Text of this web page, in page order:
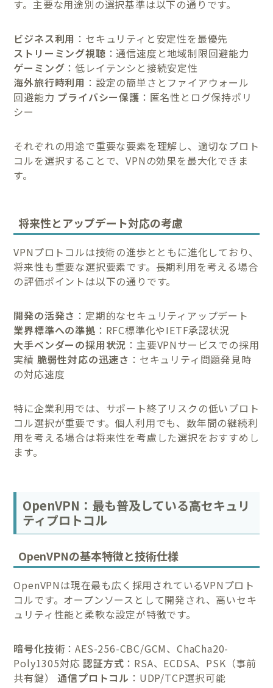
す。主要な用途別の選択基準は以下の通りです。
ビジネス利用 ：セキュリティと安定性を最優先
ストリーミング視聴 ：通信速度と地域制限回避能力
ゲーミング ：低レイテンシと接続安定性
海外旅行時利用 ：設定の簡単さとファイアウォール
回避能力 プライバシー保護 ：匿名性とログ保持ポリ
シー
それぞれの用途で重要な要素を理解し、適切なプロト
コルを選択することで、VPNの効果を最大化できま
す。
将来性とアップデート対応の考慮
VPNプロトコルは技術の進歩とともに進化しており、
将来性も重要な選択要素です。長期利用を考える場合
の評価ポイントは以下の通りです。
開発の活発さ ：定期的なセキュリティアップデート
業界標準への準拠 ：RFC標準化やIETF承認状況
大手ベンダーの採用状況 ：主要VPNサービスでの採用
実績 脆弱性対応の迅速さ ：セキュリティ問題発見時
の対応速度
特に企業利用では、サポート終了リスクの低いプロト
コル選択が重要です。個人利用でも、数年間の継続利
用を考える場合は将来性を考慮した選択をおすすめし
ます。
OpenVPN：最も普及している高セキュリ
ティプロトコル
OpenVPNの基本特徴と技術仕様
OpenVPNは現在最も広く採用されているVPNプロト
コルです。オープンソースとして開発され、高いセキ
ュリティ性能と柔軟な設定が特徴です。
暗号化技術 ：AES-256-CBC/GCM、ChaCha20-
Poly1305対応認証方式 ：RSA、ECDSA、PSK（事前
共有鍵） 通信プロトコル ：UDP/TCP選択可能